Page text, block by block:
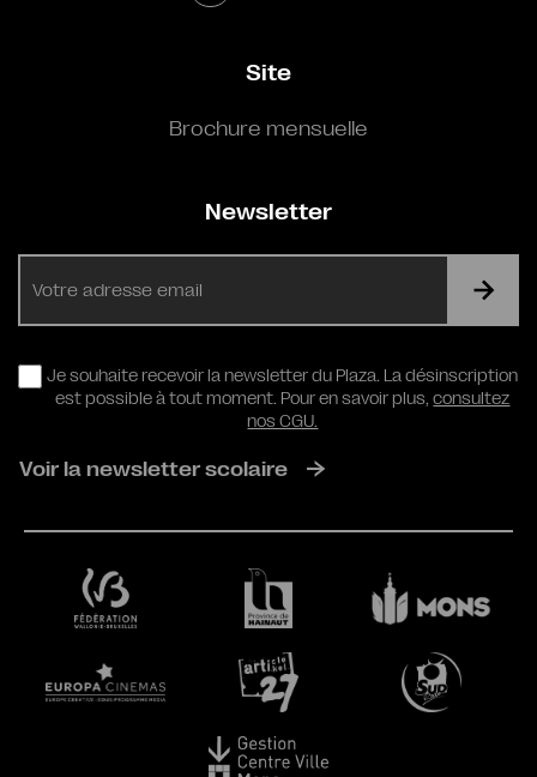
Site
Brochure mensuelle
Newsletter
RGPD
Je souhaite recevoir la newsletter du Plaza. La désinscription
est possible à tout moment. Pour en savoir plus,consultez
nos CGU.
Voir la newsletter scolaire